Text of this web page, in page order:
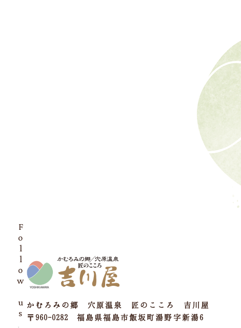
かむろみの郷 穴原温泉 匠のこころ 吉川屋
〒960-0282 福島県福島市飯坂町湯野字新湯6
Follow us